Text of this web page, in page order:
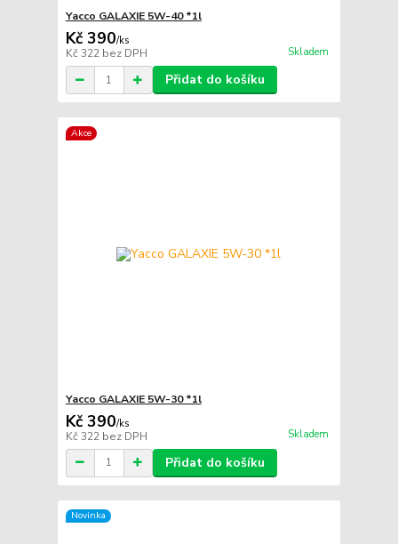
Yacco GALAXIE 5W-40 *1l
Kč 390/ks
Kč 322 bez DPH Skladem
Přidat do košíku
Akce
Yacco GALAXIE 5W-30 *1l
Kč 390/ks
Kč 322 bez DPH Skladem
Přidat do košíku
Novinka